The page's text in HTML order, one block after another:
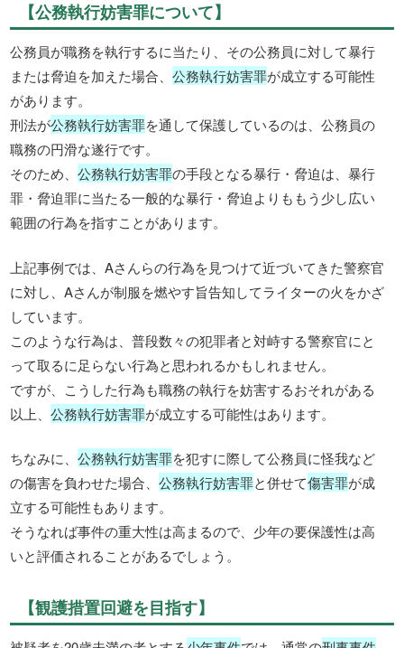
【公務執行妨害罪について】
公務員が職務を執行するに当たり、その公務員に対して暴行
または脅迫を加えた場合、公務執行妨害罪が成立する可能性
があります。
刑法が公務執行妨害罪を通して保護しているのは、公務員の
職務の円滑な遂行です。
そのため、公務執行妨害罪の手段となる暴行・脅迫は、暴行
罪・脅迫罪に当たる一般的な暴行・脅迫よりももう少し広い
範囲の行為を指すことがあります。
上記事例では、Aさんらの行為を見つけて近づいてきた警察官
に対し、Aさんが制服を燃やす旨告知してライターの火をかざ
しています。
このような行為は、普段数々の犯罪者と対峙する警察官にと
って取るに足らない行為と思われるかもしれません。
ですが、こうした行為も職務の執行を妨害するおそれがある
以上、公務執行妨害罪が成立する可能性はあります。
ちなみに、公務執行妨害罪を犯すに際して公務員に怪我など
の傷害を負わせた場合、公務執行妨害罪と併せて傷害罪が成
立する可能性もあります。
そうなれば事件の重大性は高まるので、少年の要保護性は高
いと評価されることがあるでしょう。
【観護措置回避を目指す】